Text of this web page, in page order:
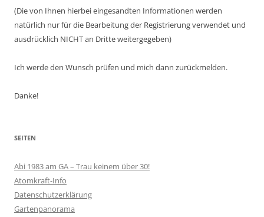
(Die von Ihnen hierbei eingesandten Informationen werden
natürlich nur für die Bearbeitung der Registrierung verwendet und
ausdrücklich NICHT an Dritte weitergegeben)
Ich werde den Wunsch prüfen und mich dann zurückmelden.
Danke!
SEITEN
Abi 1983 am GA – Trau keinem über 30!
Atomkraft-Info
Datenschutzerklärung
Gartenpanorama